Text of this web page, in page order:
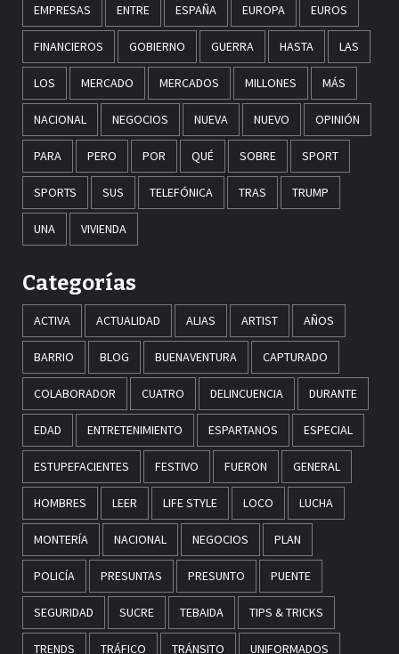
EMPRESAS ENTRE ESPAÑA EUROPA EUROS
FINANCIEROS GOBIERNO GUERRA HASTA LAS
LOS MERCADO MERCADOS MILLONES MÁS
NACIONAL NEGOCIOS NUEVA NUEVO OPINIÓN
PARA PERO POR QUÉ SOBRE SPORT
SPORTS SUS TELEFÓNICA TRAS TRUMP
UNA VIVIENDA
Categorías
ACTIVA ACTUALIDAD ALIAS ARTIST AÑOS
BARRIO BLOG BUENAVENTURA CAPTURADO
COLABORADOR CUATRO DELINCUENCIA DURANTE
EDAD ENTRETENIMIENTO ESPARTANOS ESPECIAL
ESTUPEFACIENTES FESTIVO FUERON GENERAL
HOMBRES LEER LIFE STYLE LOCO LUCHA
MONTERÍA NACIONAL NEGOCIOS PLAN
POLICÍA PRESUNTAS PRESUNTO PUENTE
SEGURIDAD SUCRE TEBAIDA TIPS & TRICKS
TRENDS TRÁFICO TRÁNSITO UNIFORMADOS